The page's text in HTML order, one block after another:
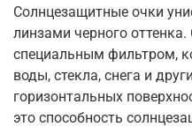
Солнцезащитные очки
линзами черного
специальным фильтром,
воды, стекла, снега и
горизонтальных
это способность